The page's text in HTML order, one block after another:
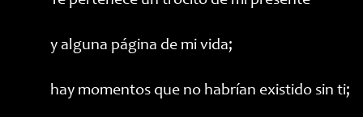
y alguna página de mi vida;
hay momentos que no habrían existido sin ti;